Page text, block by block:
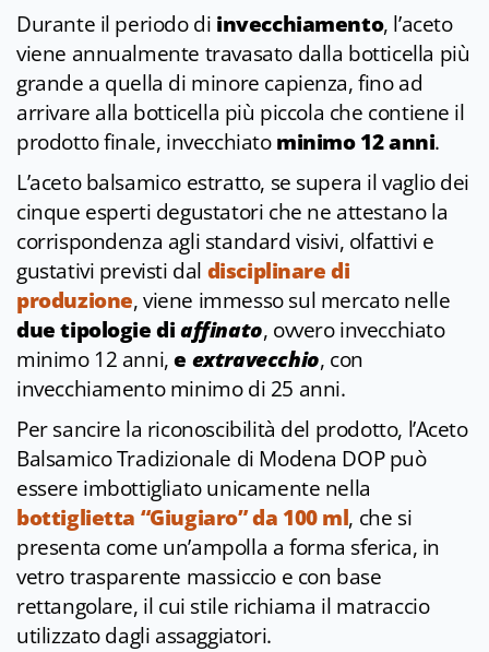
Durante il periodo di invecchiamento, l’aceto
viene annualmente travasato dalla botticella più
grande a quella di minore capienza, fino ad
arrivare alla botticella più piccola che contiene il
prodotto finale, invecchiatominimo 12 anni.
L’aceto balsamico estratto, se supera il vaglio dei
cinque esperti degustatori che ne attestano la
corrispondenza agli standard visivi, olfattivi e
gustativi previsti dal disciplinare di
produzione, viene immesso sul mercato nelle
due tipologie diaffinato, ovvero invecchiato
minimo 12 anni,e extravecchio, con
invecchiamento minimo di 25 anni.
Per sancire la riconoscibilità del prodotto, l’Aceto
Balsamico Tradizionale di Modena DOP può
essere imbottigliato unicamente nella
bottiglietta “Giugiaro” da 100 ml, che si
presenta come un’ampolla a forma sferica, in
vetro trasparente massiccio e con base
rettangolare, il cui stile richiama il matraccio
utilizzato dagli assaggiatori.